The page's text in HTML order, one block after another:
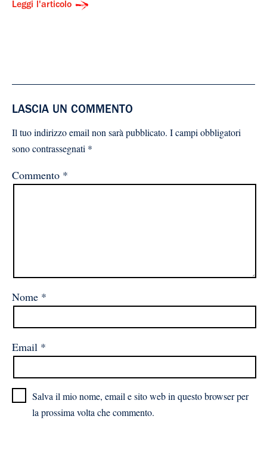
Leggi l'articolo
LASCIA UN COMMENTO
Il tuo indirizzo email non sarà pubblicato. I campi obbligatori
sono contrassegnati *
Commento *
Nome *
Email *
Salva il mio nome, email e sito web in questo browser per
la prossima volta che commento.